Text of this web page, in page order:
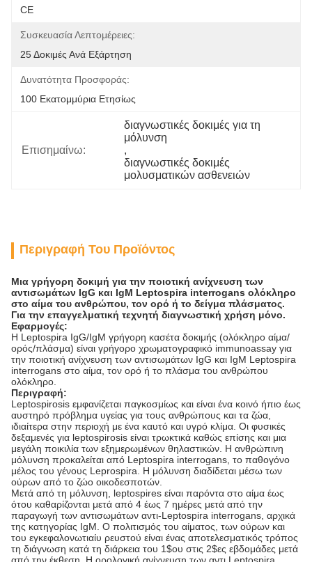
CE
Συσκευασία Λεπτομέρειες:
25 Δοκιμές Ανά Εξάρτηση
Δυνατότητα Προσφοράς:
100 Εκατομμύρια Ετησίως
Επισημαίνω:
διαγνωστικές δοκιμές για τη
μόλυνση
,
διαγνωστικές δοκιμές
μολυσματικών ασθενειών
Περιγραφή Του Προϊόντος
Μια γρήγορη δοκιμή για την ποιοτική ανίχνευση των
αντισωμάτων IgG και IgM Leptospira interrogans ολόκληρο
στο αίμα του ανθρώπου, τον ορό ή το δείγμα πλάσματος.
Για την επαγγελματική τεχνητή διαγνωστική χρήση μόνο.
Εφαρμογές:
Η Leptospira IgG/IgM γρήγορη κασέτα δοκιμής (ολόκληρο αίμα/
ορός/πλάσμα) είναι γρήγορο χρωματογραφικό immunoassay για
την ποιοτική ανίχνευση των αντισωμάτων IgG και IgM Leptospira
interrogans στο αίμα, τον ορό ή το πλάσμα του ανθρώπου
ολόκληρο.
Περιγραφή:
Leptospirosis εμφανίζεται παγκοσμίως και είναι ένα κοινό ήπιο έως
αυστηρό πρόβλημα υγείας για τους ανθρώπους και τα ζώα,
ιδιαίτερα στην περιοχή με ένα καυτό και υγρό κλίμα. Οι φυσικές
δεξαμενές για leptospirosis είναι τρωκτικά καθώς επίσης και μια
μεγάλη ποικιλία των εξημερωμένων θηλαστικών. Η ανθρώπινη
μόλυνση προκαλείται από Leptospira interrogans, το παθογόνο
μέλος του γένους Leprospira. Η μόλυνση διαδίδεται μέσω των
ούρων από το ζώο οικοδεσποτών.
Μετά από τη μόλυνση, leptospires είναι παρόντα στο αίμα έως
ότου καθαρίζονται μετά από 4 έως 7 ημέρες μετά από την
παραγωγή των αντισωμάτων αντι-Leptospira interrogans, αρχικά
της κατηγορίας IgM. Ο πολιτισμός του αίματος, των ούρων και
του εγκεφαλονωτιαίυ ρευστού είναι ένας αποτελεσματικός τρόπος
τη διάγνωση κατά τη διάρκεια του 1$ου στις 2$ες εβδομάδες μετά